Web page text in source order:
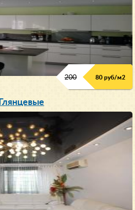
200 80 руб/м2
Глянцевые